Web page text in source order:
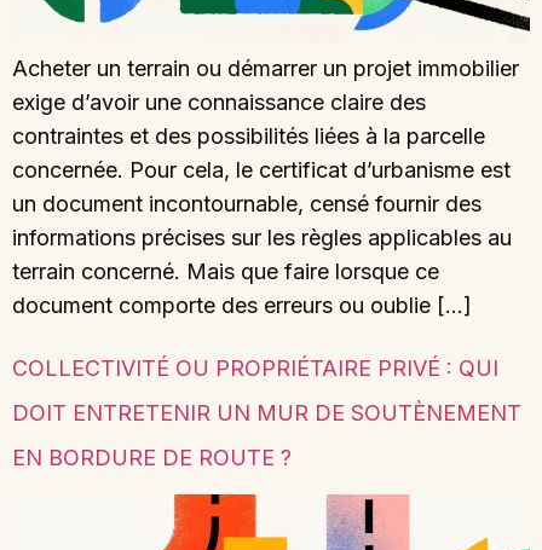
Acheter un terrain ou démarrer un projet immobilier
exige d’avoir une connaissance claire des
contraintes et des possibilités liées à la parcelle
concernée. Pour cela, le certificat d’urbanisme est
un document incontournable, censé fournir des
informations précises sur les règles applicables au
terrain concerné. Mais que faire lorsque ce
document comporte des erreurs ou oublie […]
COLLECTIVITÉ OU PROPRIÉTAIRE PRIVÉ : QUI
DOIT ENTRETENIR UN MUR DE SOUTÈNEMENT
EN BORDURE DE ROUTE ?